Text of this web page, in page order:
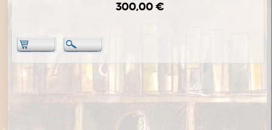
300,00 €